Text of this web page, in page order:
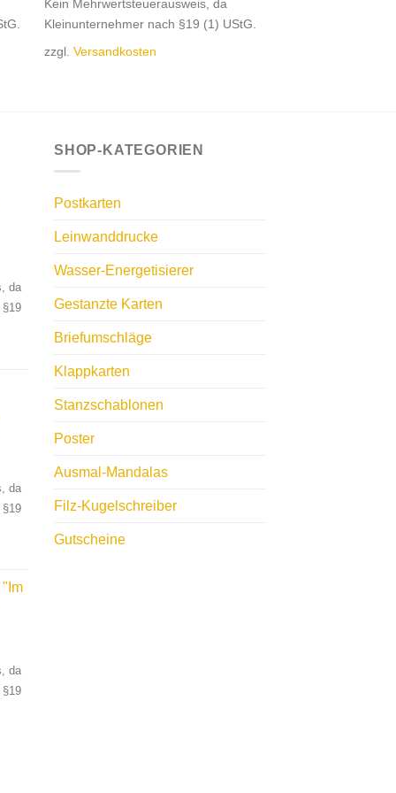
Kein Mehrwertsteuerausweis, da
Kleinunternehmer nach §19 (1) UStG.
zzgl. Versandkosten
da
§19
da
§19
"Im
da
§19
SHOP-KATEGORIEN
Postkarten
Leinwanddrucke
Wasser-Energetisierer
Gestanzte Karten
Briefumschläge
Klappkarten
Stanzschablonen
Poster
Ausmal-Mandalas
Filz-Kugelschreiber
Gutscheine